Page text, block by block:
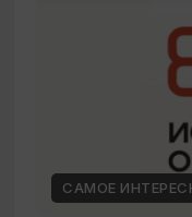
САМОЕ